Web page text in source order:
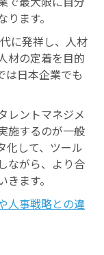
ます。
に発祥し、人材
材の定着を目的
は日本企業でも
レントマネジメ
施するのが一般
化して、ツール
ながら、より合
ます。
人事戦略との違